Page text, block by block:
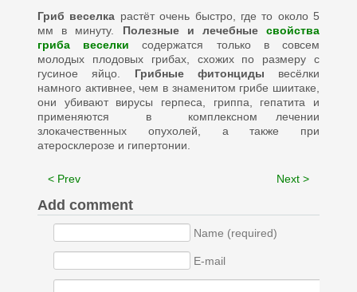
Гриб веселка растёт очень быстро, где то около 5
мм в минуту. Полезные и лечебныесвойства
гриба веселки содержатся только в совсем
молодых плодовых грибах, схожих по размеру с
гусиное яйцо. Грибные фитонциды весёлки
намного активнее, чем в знаменитом грибе шиитаке,
они убивают вирусы герпеса, гриппа, гепатита и
применяются в комплексном лечении
злокачественных опухолей, а также при
атеросклерозе и гипертонии.
< Prev Next >
Add comment
Name (required)
E-mail